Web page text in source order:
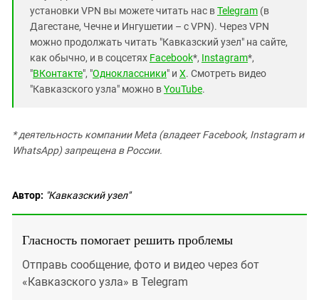
установки VPN вы можете читать нас вTelegram (в
Дагестане, Чечне и Ингушетии – с VPN). Через VPN
можно продолжать читать "Кавказский узел" на сайте,
как обычно, и в соцсетях Facebook*, Instagram*,
"ВКонтакте", "Одноклассники" и X. Смотреть видео
"Кавказского узла" можно вYouTube.
* деятельность компании Meta (владеет Facebook, Instagram и
WhatsApp) запрещена в России.
Автор: "Кавказский узел"
Гласность помогает решить проблемы
Отправь сообщение, фото и видео через бот
«Кавказского узла» в Telegram